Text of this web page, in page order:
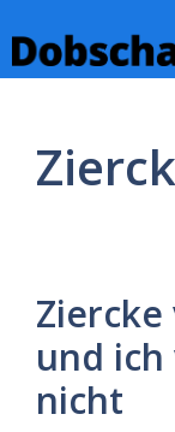
Inhalt
springen
und
nicht